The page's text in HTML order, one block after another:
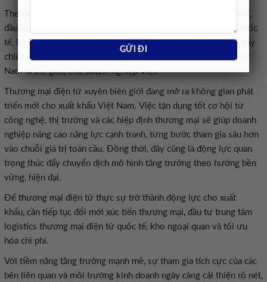
Theo ông Trần Thanh Hải, cần phát huy tối đa lợi thế địa kinh tế,
đầu tư mạnh vào các trung tâm logistics thương mại điện tử quốc
tế, hệ thống kho ngoại quan, đồng thời tối ưu chi phí và thúc đẩy
chiến lược “Go Global” (Chương trình hỗ trợ doanh nghiệp Việt
Nam ra thế giới) cho doanh nghiệp Việt.
Thương mại điện tử xuyên biên giới đang mở ra không gian phát
triển mới cho xuất khẩu Việt Nam. Việc tận dụng tốt cơ hội từ
công nghệ, thị trường và các hiệp định thương mại sẽ giúp doanh
nghiệp nâng cao năng lực cạnh tranh, từng bước tham gia sâu hơn
vào chuỗi giá trị toàn cầu. Đồng thời, đây cũng là động lực quan
trọng thúc đẩy chuyển dịch mô hình tăng trưởng theo hướng bền
vững, hiện đại.
Để thương mại điện tử thực sự trở thành động lực cho xuất
khẩu, cần tiếp tục đổi mới xúc tiến thương mại, đầu tư trung tâm
logistics thương mại điện tử quốc tế, kho ngoại quan và tối ưu
hóa chi phí.
Với tiềm năng tăng trưởng mạnh mẽ, sự tham gia tích cực của các
bên liên quan và môi trường kinh doanh ngày càng cải thiện rõ nét,